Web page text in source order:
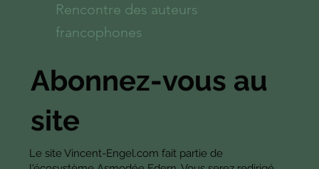
Abonnez-vous au
site
Le site Vincent-Engel.com fait partie de
Rencontre des auteurs
francophones